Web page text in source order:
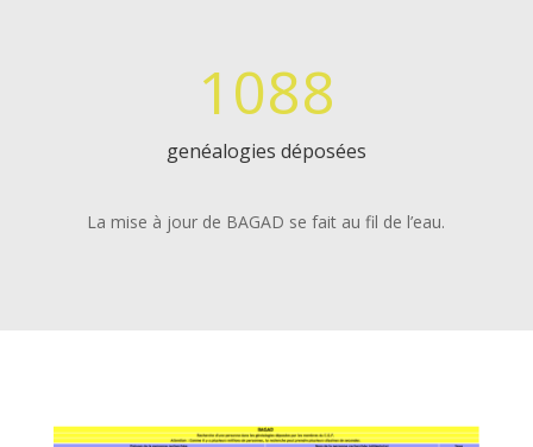
1088
genéalogies déposées
La mise à jour de BAGAD se fait au fil de l’eau.